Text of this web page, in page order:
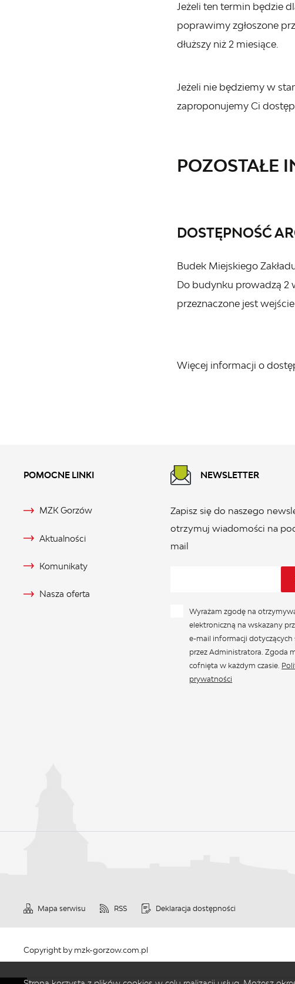
Jeżeli ten termin będzie
poprawimy zgłoszone
dłuższy niż 2 miesiące.
Jeżeli nie będziemy w
zaproponujemy Ci
POZOSTAŁE
DOSTĘPNOŚĆ
Budek Miejskiego
Do budynku prowadzą 2
przeznaczone jest
Więcej informacji o
POMOCNE LINKI
MZK Gorzów
Aktualności
Komunikaty
Nasza oferta
NEWSLETTER
Zapisz się do naszego
otrzymuj wiadomości na
mail
Wyrażam zgodę na
elektroniczną na wskazany
e-mail informacji dotyczących
przez Administratora. Zgoda
cofnięta w każdym czasie.
prywatności
Mapa serwisu RSS Deklaracja dostępności
Copyright by mzk-gorzow.com.pl